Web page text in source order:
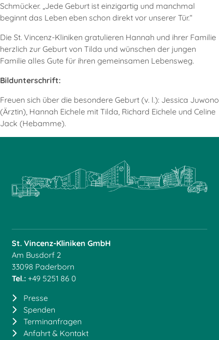
Schmücker. „Jede Geburt ist einzigartig und manchmal
beginnt das Leben eben schon direkt vor unserer Tür.“
Die St. Vincenz-Kliniken gratulieren Hannah und ihrer Familie
herzlich zur Geburt von Tilda und wünschen der jungen
Familie alles Gute für ihren gemeinsamen Lebensweg.
Bildunterschrift:
Freuen sich über die besondere Geburt (v. l.): Jessica Juwono
(Ärztin), Hannah Eichele mit Tilda, Richard Eichele und Celine
Jack (Hebamme).
St. Vincenz-Kliniken GmbH
Am Busdorf 2
33098 Paderborn
Tel.: +49 5251 86 0
Presse
Spenden
Terminanfragen
Anfahrt & Kontakt